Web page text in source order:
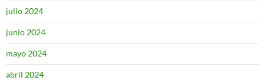
julio 2024
junio 2024
mayo 2024
abril 2024